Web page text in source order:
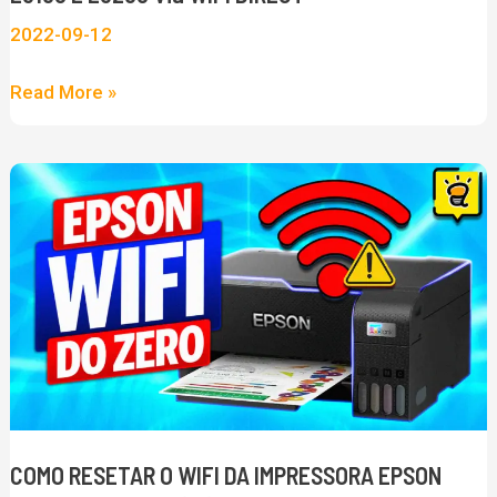
2022-09-12
via
WIFI
Read More »
COMO RESETAR O WIFI DA IMPRESSORA EPSON
COMO
RESETAR
WIFI
IMPRESSORA
EPSON
L3250